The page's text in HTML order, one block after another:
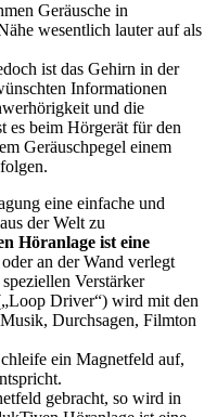
Geräusche in
wesentlich lauter auf als
ist das Gehirn in der
Informationen
und die
es beim Hörgerät für den
Geräuschpegel einem
eine einfache und
der Welt zu
Höranlage ist eine
an der Wand verlegt
Verstärker
Driver“) wird mit den
Durchsagen, Filmton
ein Magnetfeld auf,
gebracht, so wird in